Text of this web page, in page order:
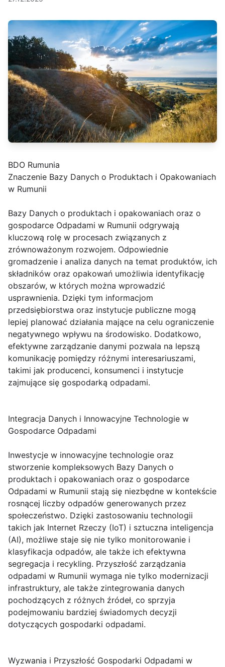
BDO Rumunia
Znaczenie Bazy Danych o Produktach i Opakowaniach
w Rumunii
Bazy Danych o produktach i opakowaniach oraz o
gospodarce Odpadami w Rumunii odgrywają
kluczową rolę w procesach związanych z
zrównoważonym rozwojem. Odpowiednie
gromadzenie i analiza danych na temat produktów, ich
składników oraz opakowań umożliwia identyfikację
obszarów, w których można wprowadzić
usprawnienia. Dzięki tym informacjom
przedsiębiorstwa oraz instytucje publiczne mogą
lepiej planować działania mające na celu ograniczenie
negatywnego wpływu na środowisko. Dodatkowo,
efektywne zarządzanie danymi pozwala na lepszą
komunikację pomiędzy różnymi interesariuszami,
takimi jak producenci, konsumenci i instytucje
zajmujące się gospodarką odpadami.
Integracja Danych i Innowacyjne Technologie w
Gospodarce Odpadami
Inwestycje w innowacyjne technologie oraz
stworzenie kompleksowych Bazy Danych o
produktach i opakowaniach oraz o gospodarce
Odpadami w Rumunii stają się niezbędne w kontekście
rosnącej liczby odpadów generowanych przez
społeczeństwo. Dzięki zastosowaniu technologii
takich jak Internet Rzeczy (IoT) i sztuczna inteligencja
(AI), możliwe staje się nie tylko monitorowanie i
klasyfikacja odpadów, ale także ich efektywna
segregacja i recykling. Przyszłość zarządzania
odpadami w Rumunii wymaga nie tylko modernizacji
infrastruktury, ale także zintegrowania danych
pochodzących z różnych źródeł, co sprzyja
podejmowaniu bardziej świadomych decyzji
dotyczących gospodarki odpadami.
Wyzwania i Przyszłość Gospodarki Odpadami w